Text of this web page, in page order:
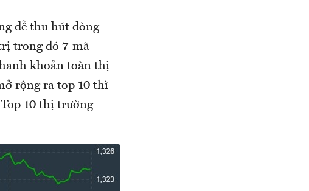
dễ thu hút dòng
trong đó 7 mã
khoản toàn thị
rộng ra top 10 thì
10 thị trường